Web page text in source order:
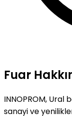
Fuar
INNOPROM, Ural
sanayi ve